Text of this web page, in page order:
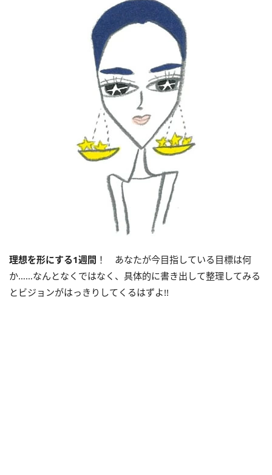
理想を形にする1週間 ！ あなたが今目指している目標は何
か……なんとなくではなく、具体的に書き出して整理してみる
とビジョンがはっきりしてくるはずよ!!